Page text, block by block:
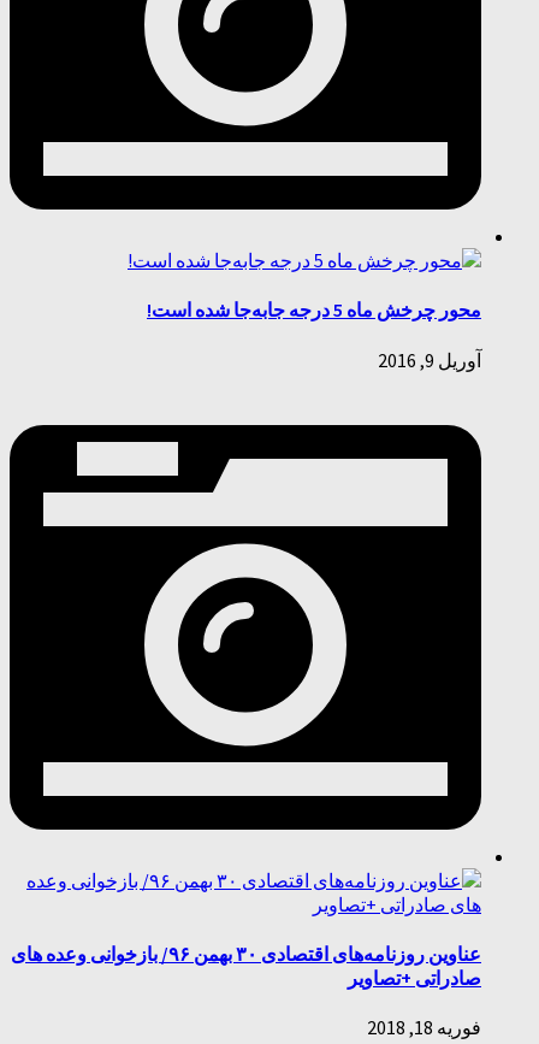
محور چرخش ماه 5 درجه جابه‌جا شده است!
آوریل 9, 2016
عناوین روزنامه‌های اقتصادی ۳۰ بهمن ۹۶/ بازخوانی وعده های
صادراتی +تصاویر
فوریه 18, 2018